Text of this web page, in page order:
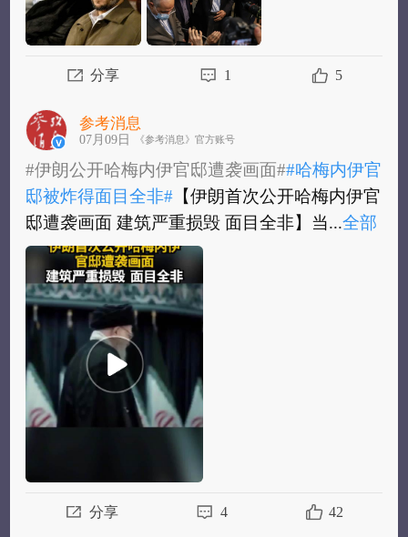
部
分享 1 5
参考消息
07月09日 《参考消息》官方账号
#伊朗公开哈梅内伊官邸遭袭画面##哈梅内伊官
邸被炸得面目全非# 【伊朗首次公开哈梅内伊官
邸遭袭画面 建筑严重损毁 面目全非】当...全部
#伊朗公开哈梅内伊官邸遭袭画面#
邸被炸得面目全非#【伊朗首次公开哈梅内伊官
邸遭袭画面 建筑严重损毁 面目全非】当地...
部
分享 4 42